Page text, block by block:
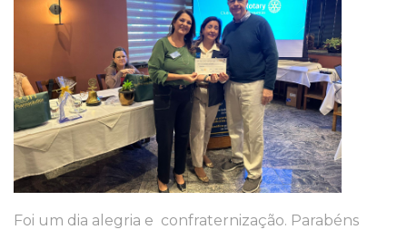
Foi um dia alegria e confraternização. Parabéns